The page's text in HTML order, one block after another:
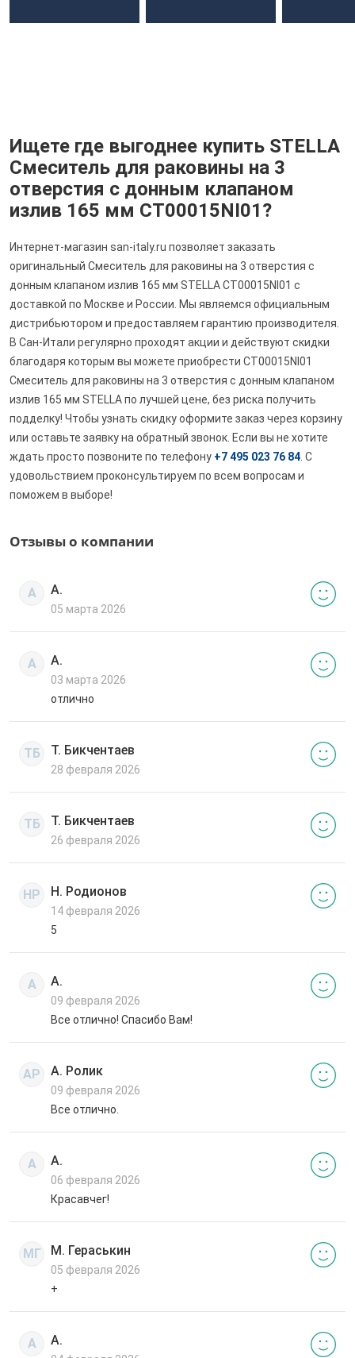
Ищете где выгоднее купить STELLA
Смеситель для раковины на 3
отверстия с донным клапаном
излив 165 мм CT00015NI01?
Интернет-магазин san-italy.ru позволяет заказать
оригинальный Смеситель для раковины на 3 отверстия с
донным клапаном излив 165 мм STELLA CT00015NI01 с
доставкой по Москве и России. Мы являемся официальным
дистрибьютором и предоставляем гарантию производителя.
В Сан-Итали регулярно проходят акции и действуют скидки
благодаря которым вы можете приобрести CT00015NI01
Смеситель для раковины на 3 отверстия с донным клапаном
излив 165 мм STELLA по лучшей цене, без риска получить
подделку! Чтобы узнать скидку оформите заказ через корзину
или оставьте заявку на обратный звонок. Если вы не хотите
ждать просто позвоните по телефону +7 495 023 76 84 . С
удовольствием проконсультируем по всем вопросам и
поможем в выборе!
Отзывы о компании
А А.
05 марта 2026
А А.
03 марта 2026
отлично
ТБ Т. Бикчентаев
28 февраля 2026
ТБ Т. Бикчентаев
26 февраля 2026
НР Н. Родионов
14 февраля 2026
5
А А.
09 февраля 2026
Все отлично! Спасибо Вам!
АР А. Ролик
09 февраля 2026
Все отлично.
А А.
06 февраля 2026
Красавчег!
МГ М. Гераськин
05 февраля 2026
+
А А.